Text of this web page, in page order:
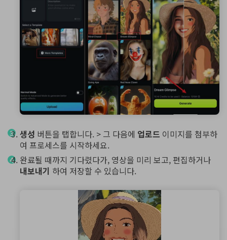
생성 버튼을 탭합니다. > 그 다음에 업로드 이미지를 첨부하
여 프로세스를 시작하세요.
완료될 때까지 기다렸다가, 영상을 미리 보고, 편집하거나
내보내기 하여 저장할 수 있습니다.